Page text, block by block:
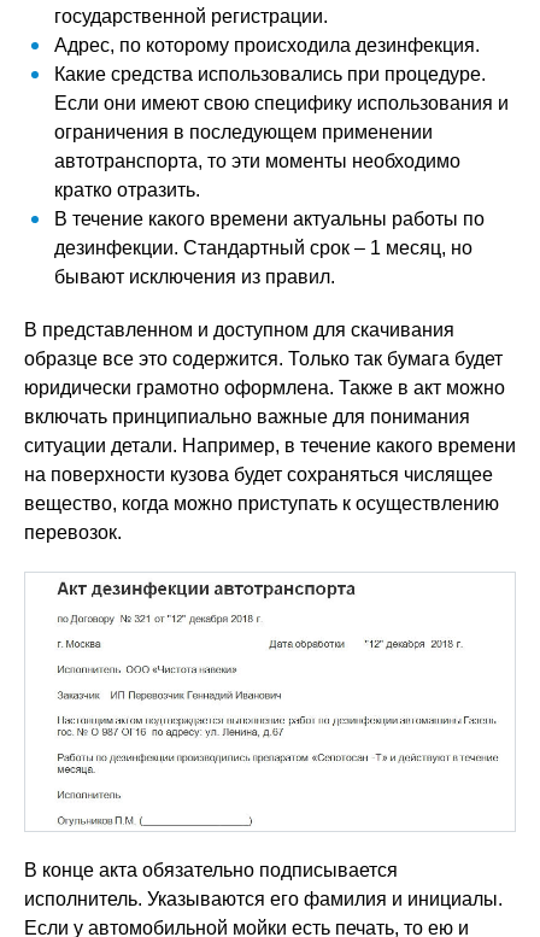
государственной регистрации.
Адрес, по которому происходила дезинфекция.
Какие средства использовались при процедуре.
Если они имеют свою специфику использования и
ограничения в последующем применении
автотранспорта, то эти моменты необходимо
кратко отразить.
В течение какого времени актуальны работы по
дезинфекции. Стандартный срок – 1 месяц, но
бывают исключения из правил.
В представленном и доступном для скачивания
образце все это содержится. Только так бумага будет
юридически грамотно оформлена. Также в акт можно
включать принципиально важные для понимания
ситуации детали. Например, в течение какого времени
на поверхности кузова будет сохраняться числящее
вещество, когда можно приступать к осуществлению
перевозок.
В конце акта обязательно подписывается
исполнитель. Указываются его фамилия и инициалы.
Если у автомобильной мойки есть печать, то ею и